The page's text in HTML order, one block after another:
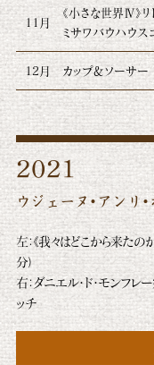
11月
《小さな世界Ⅳ》リ
ミサワバウハウス
12月 カップ＆ソーサー
2021
ウジェーヌ・アンリ
左：《我々はどこから来た
分）
右：ダニエル・ド・モンフ
ッチ